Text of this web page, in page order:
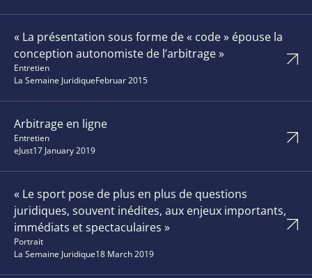
« La présentation sous forme de « code » épouse la
conception autonomiste de l’arbitrage »
Entretien
La Semaine JuridiqueFebruar 2015
Arbitrage en ligne
Entretien
eJust17 January 2019
« Le sport pose de plus en plus de questions
juridiques, souvent inédites, aux enjeux importants,
immédiats et spectaculaires »
Portrait
La Semaine Juridique18 March 2019